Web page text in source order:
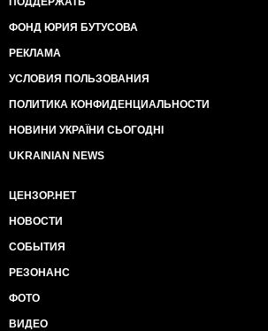
ФОНД ЮРИЯ БУТУСОВА
РЕКЛАМА
УСЛОВИЯ ПОЛЬЗОВАНИЯ
ПОЛИТИКА КОНФИДЕНЦИАЛЬНОСТИ
НОВИНИ УКРАЇНИ СЬОГОДНІ
UKRAINIAN NEWS
ЦЕНЗОР.НЕТ
НОВОСТИ
СОБЫТИЯ
РЕЗОНАНС
ФОТО
ВИДЕО